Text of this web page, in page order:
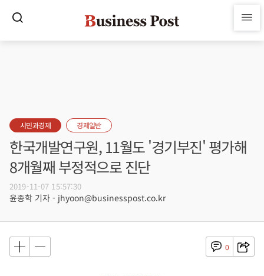
시민과경제 경제일반
한국개발연구원, 11월도 '경기부진' 평가해
8개월째 부정적으로 진단
2019-11-07 15:57:30
윤종학 기자 - jhyoon@businesspost.co.kr
0